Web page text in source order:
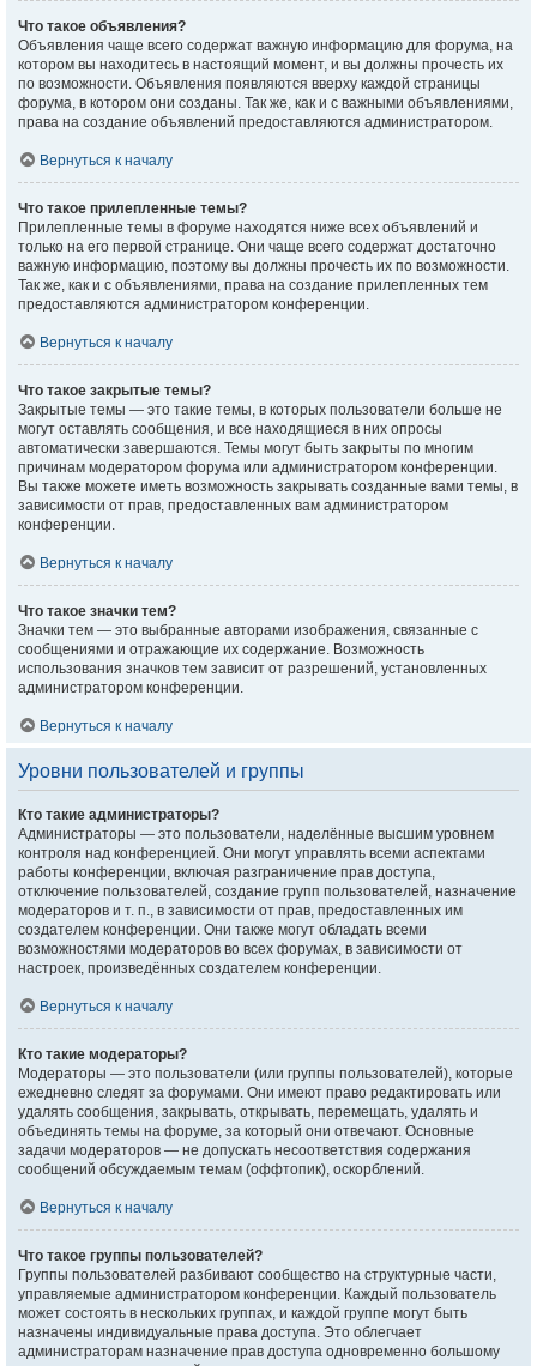
Что такое объявления?
Объявления чаще всего содержат важную информацию для форума, на
котором вы находитесь в настоящий момент, и вы должны прочесть их
по возможности. Объявления появляются вверху каждой страницы
форума, в котором они созданы. Так же, как и с важными объявлениями,
права на создание объявлений предоставляются администратором.
Вернуться к началу
Что такое прилепленные темы?
Прилепленные темы в форуме находятся ниже всех объявлений и
только на его первой странице. Они чаще всего содержат достаточно
важную информацию, поэтому вы должны прочесть их по возможности.
Так же, как и с объявлениями, права на создание прилепленных тем
предоставляются администратором конференции.
Вернуться к началу
Что такое закрытые темы?
Закрытые темы — это такие темы, в которых пользователи больше не
могут оставлять сообщения, и все находящиеся в них опросы
автоматически завершаются. Темы могут быть закрыты по многим
причинам модератором форума или администратором конференции.
Вы также можете иметь возможность закрывать созданные вами темы, в
зависимости от прав, предоставленных вам администратором
конференции.
Вернуться к началу
Что такое значки тем?
Значки тем — это выбранные авторами изображения, связанные с
сообщениями и отражающие их содержание. Возможность
использования значков тем зависит от разрешений, установленных
администратором конференции.
Вернуться к началу
Уровни пользователей и группы
Кто такие администраторы?
Администраторы — это пользователи, наделённые высшим уровнем
контроля над конференцией. Они могут управлять всеми аспектами
работы конференции, включая разграничение прав доступа,
отключение пользователей, создание групп пользователей, назначение
модераторов и т. п., в зависимости от прав, предоставленных им
создателем конференции. Они также могут обладать всеми
возможностями модераторов во всех форумах, в зависимости от
настроек, произведённых создателем конференции.
Вернуться к началу
Кто такие модераторы?
Модераторы — это пользователи (или группы пользователей), которые
ежедневно следят за форумами. Они имеют право редактировать или
удалять сообщения, закрывать, открывать, перемещать, удалять и
объединять темы на форуме, за который они отвечают. Основные
задачи модераторов — не допускать несоответствия содержания
сообщений обсуждаемым темам (оффтопик), оскорблений.
Вернуться к началу
Что такое группы пользователей?
Группы пользователей разбивают сообщество на структурные части,
управляемые администратором конференции. Каждый пользователь
может состоять в нескольких группах, и каждой группе могут быть
назначены индивидуальные права доступа. Это облегчает
администраторам назначение прав доступа одновременно большому